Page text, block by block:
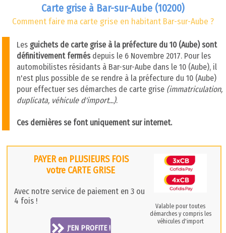
Carte grise à Bar-sur-Aube (10200)
Comment faire ma carte grise en habitant Bar-sur-Aube ?
Les guichets de carte grise à la préfecture du 10 (Aube) sont
définitivement fermésdepuis le 6 Novembre 2017. Pour les
automobilistes résidants à Bar-sur-Aube dans le 10 (Aube), il
n'est plus possible de se rendre à la préfecture du 10 (Aube)
pour effectuer ses démarches de carte grise (immatriculation,
duplicata, véhicule d'import...).
Ces dernières se font uniquement sur internet.
PAYER en PLUSIEURS FOIS
votre CARTE GRISE
Avec notre service de paiement en 3 ou
4 fois !
J'EN PROFITE !
Valable pour toutes
démarches y compris les
véhicules d'import